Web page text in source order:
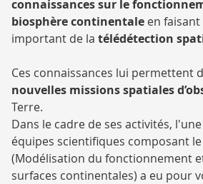
connaissances sur le
biosphère continentale en
important de la télédétection
Ces connaissances lui permettent
nouvelles missions spatiales
Terre.
Dans le cadre de ses activités,
équipes scientifiques composant
(Modélisation du fonctionnement
surfaces continentales) a eu pour